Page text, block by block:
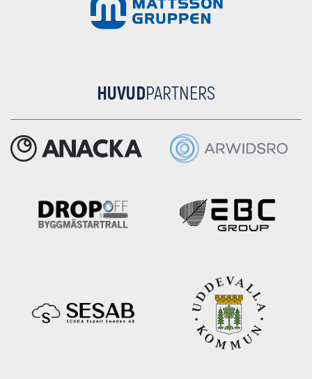
HUVUDPARTNERS